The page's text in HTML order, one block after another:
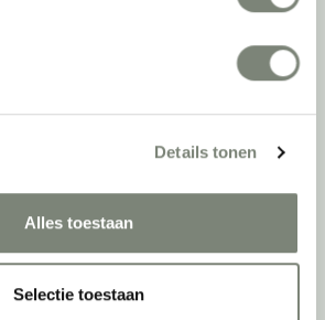
Details tonen
Alles toestaan
Selectie toestaan